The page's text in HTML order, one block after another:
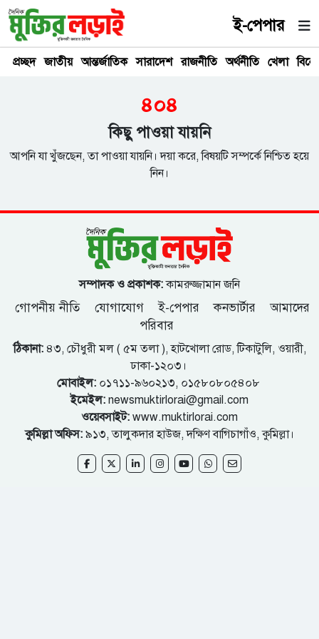
ই-পেপার
প্রচ্ছদ জাতীয় আন্তর্জাতিক সারাদেশ রাজনীতি অর্থনীতি খেলা
৪০৪
কিছু পাওয়া যায়নি
আপনি যা খুঁজছেন, তা পাওয়া যায়নি। দয়া করে, বিষয়টি সম্পর্কে নিশ্চিত হয়ে
নিন।
সম্পাদক ও প্রকাশক:কামরুজ্জামান জনি
গোপনীয় নীতি যোগাযোগ ই-পেপার কনভার্টার
আমাদের
পরিবার
ঠিকানা:৪৩, চৌধুরী মল ( ৫ম তলা ), হাটখোলা রোড, টিকাটুলি, ওয়ারী,
ঢাকা-১২০৩।
মোবাইল:০১৭১১-৯৬০২১৩, ০১৫৮০৮০৫৪০৮
ইমেইল: newsmuktirlorai@gmail.com
ওয়েবসাইট: www.muktirlorai.com
কুমিল্লা অফিস: ৯১৩, তালুকদার হাউজ, দক্ষিণ বাগিচাগাঁও, কুমিল্লা।